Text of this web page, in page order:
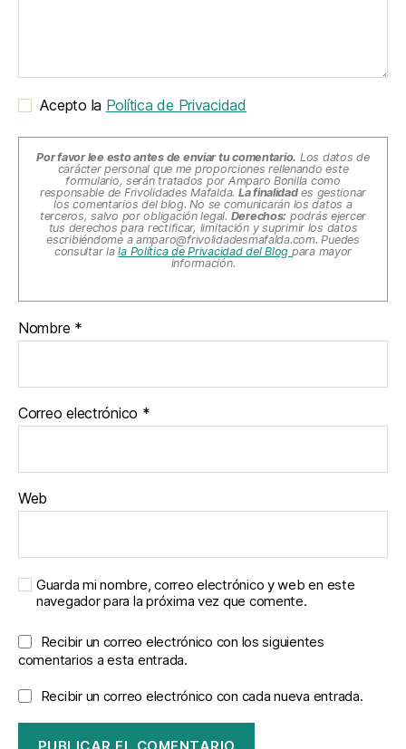
Acepto la Política de Privacidad
Por favor lee esto antes de enviar tu comentario. Los datos de
carácter personal que me proporciones rellenando este
formulario, serán tratados por Amparo Bonilla como
responsable de Frivolidades Mafalda. La finalidades gestionar
los comentarios del blog. No se comunicarán los datos a
terceros, salvo por obligación legal. Derechos: podrás ejercer
tus derechos para rectificar, limitación y suprimir los datos
escribiéndome a amparo@frivolidadesmafalda.com. Puedes
consultar lala Política de Privacidad del Blog para mayor
información.
Nombre *
Correo electrónico *
Web
Guarda mi nombre, correo electrónico y web en este
navegador para la próxima vez que comente.
Recibir un correo electrónico con los siguientes
comentarios a esta entrada.
Recibir un correo electrónico con cada nueva entrada.